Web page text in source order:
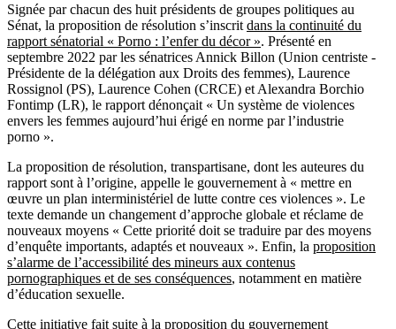
Signée par chacun des huit présidents de groupes politiques au
Sénat, la proposition de résolution s’inscrit dans la continuité du
rapport sénatorial « Porno : l’enfer du décor ». Présenté en
septembre 2022 par les sénatrices Annick Billon (Union centriste -
Présidente de la délégation aux Droits des femmes), Laurence
Rossignol (PS), Laurence Cohen (CRCE) et Alexandra Borchio
Fontimp (LR), le rapport dénonçait « Un système de violences
envers les femmes aujourd’hui érigé en norme par l’industrie
porno ».
La proposition de résolution, transpartisane, dont les auteures du
rapport sont à l’origine, appelle le gouvernement à « mettre en
œuvre un plan interministériel de lutte contre ces violences ». Le
texte demande un changement d’approche globale et réclame de
nouveaux moyens « Cette priorité doit se traduire par des moyens
d’enquête importants, adaptés et nouveaux ». Enfin, la proposition
s’alarme de l’accessibilité des mineurs aux contenus
pornographiques et de ses conséquences, notamment en matière
d’éducation sexuelle.
Cette initiative fait suite à la proposition du gouvernement